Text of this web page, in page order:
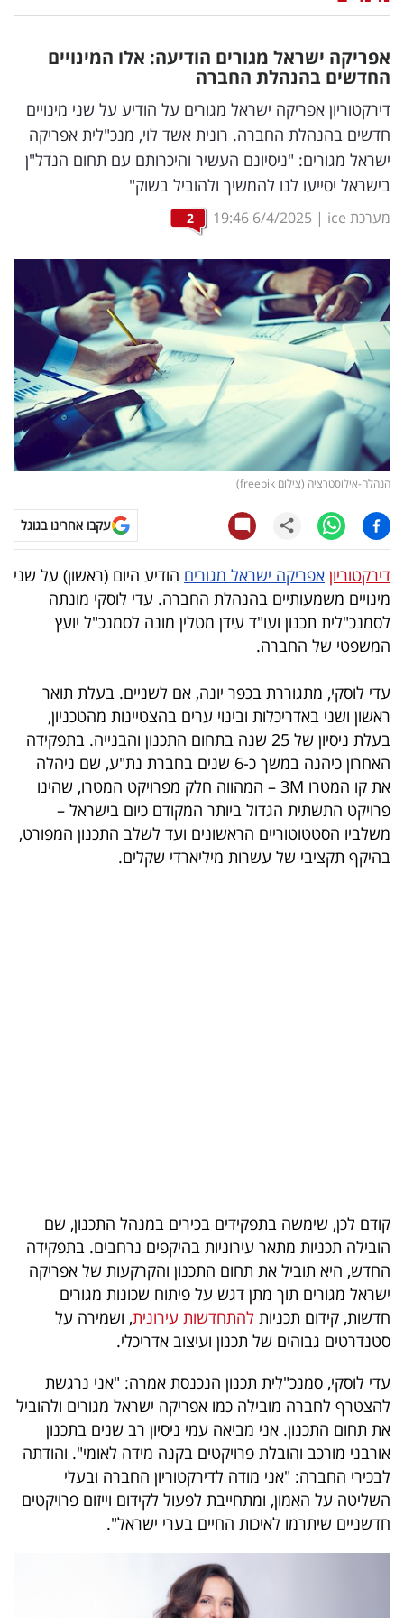
דיגיטל
וטק
שיווק
ופרסום
משפט
מדדים
ומחקרים
דעות
רכילות
עסקית
קריפטו
ויראלי
טלוויזיה
עסקי
ספורט
קריירה
מינויים
רייטינג
רכב
בריאות
40
שיתופי
פעולה
דרושים
ניוזלטרים
מייל
אדום
אפריקה ישראל מגורים הודיעה: אלו המינויים
החדשים בהנהלת החברה
דירקטוריון אפריקה ישראל מגורים על הודיע על שני מינויים
חדשים בהנהלת החברה. רונית אשד לוי, מנכ"לית אפריקה
ישראל מגורים: "ניסיונם העשיר והיכרותם עם תחום הנדל"ן
בישראל יסייעו לנו להמשיך ולהוביל בשוק"
מערכת ice |
6/4/2025
19:46
2
הנהלה-אילוסטרציה (צילום freepik)
עקבו אחרינו בגוגל
דירקטוריון אפריקה ישראל מגורים הודיע היום (ראשון) על שני
מינויים משמעותיים בהנהלת החברה. עדי לוסקי מונתה
לסמנכ"לית תכנון ועו"ד עידן מטלין מונה לסמנכ"ל יועץ
המשפטי של החברה.
עדי לוסקי, מתגוררת בכפר יונה, אם לשניים. בעלת תואר
ראשון ושני באדריכלות ובינוי ערים בהצטיינות מהטכניון,
בעלת ניסיון של 25 שנה בתחום התכנון והבנייה. בתפקידה
האחרון כיהנה במשך כ-6 שנים בחברת נת"ע, שם ניהלה
את קו המטרו 3M – המהווה חלק מפרויקט המטרו, שהינו
פרויקט התשתית הגדול ביותר המקודם כיום בישראל –
משלביו הסטטוטוריים הראשונים ועד לשלב התכנון המפורט,
בהיקף תקציבי של עשרות מיליארדי שקלים.
קודם לכן, שימשה בתפקידים בכירים במנהל התכנון, שם
הובילה תכניות מתאר עירוניות בהיקפים נרחבים. בתפקידה
החדש, היא תוביל את תחום התכנון והקרקעות של אפריקה
ישראל מגורים תוך מתן דגש על פיתוח שכונות מגורים
חדשות, קידום תכניות להתחדשות עירונית, ושמירה על
סטנדרטים גבוהים של תכנון ועיצוב אדריכלי.
עדי לוסקי, סמנכ"לית תכנון הנכנסת אמרה: "אני נרגשת
להצטרף לחברה מובילה כמו אפריקה ישראל מגורים ולהוביל
את תחום התכנון. אני מביאה עמי ניסיון רב שנים בתכנון
אורבני מורכב והובלת פרויקטים בקנה מידה לאומי". והודתה
לבכירי החברה: "אני מודה לדירקטוריון החברה ובעלי
השליטה על האמון, ומתחייבת לפעול לקידום וייזום פרויקטים
חדשניים שיתרמו לאיכות החיים בערי ישראל".